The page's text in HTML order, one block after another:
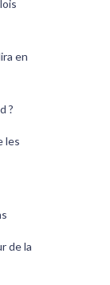
en
?
les
de la